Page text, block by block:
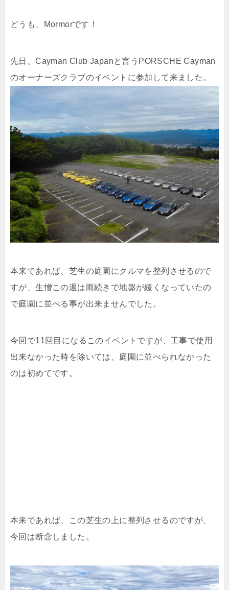
どうも、Mormorです！
先日、Cayman Club Japanと言うPORSCHE Cayman
のオーナーズクラブのイベントに参加して来ました。
本来であれば、芝生の庭園にクルマを整列させるので
すが、生憎この週は雨続きで地盤が緩くなっていたの
で庭園に並べる事が出来ませんでした。
今回で11回目になるこのイベントですが、工事で使用
出来なかった時を除いては、庭園に並べられなかった
のは初めてです。
本来であれば、この芝生の上に整列させるのですが、
今回は断念しました。